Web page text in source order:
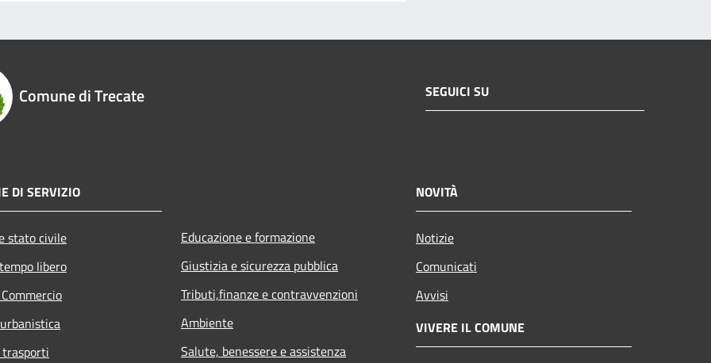
Comune di Trecate SEGUICI SU
DI SERVIZIO
stato civile
libero
Educazione e formazione
Giustizia e sicurezza pubblica
Tributi,finanze e contravvenzioni
Ambiente
Salute, benessere e assistenza
NOVITÀ
Notizie
Comunicati
Avvisi
VIVERE IL COMUNE